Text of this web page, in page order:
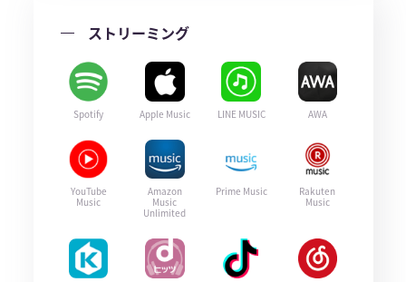
ストリーミング
Spotify Apple Music LINE MUSIC AWA
YouTube
Music
Amazon
Music
Unlimited
Prime Music
Rakuten
Music